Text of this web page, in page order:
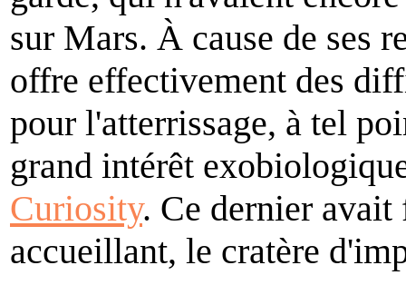
sur Mars. À cause de ses
offre effectivement des
pour l'atterrissage, à tel
grand intérêt
Curiosity. Ce dernier avait
accueillant, le cratère